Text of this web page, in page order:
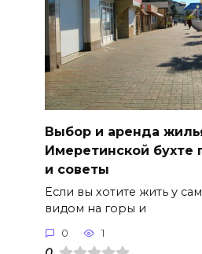
Выбор и аренда
Имеретинской
и советы
Если вы хотите жить у
видом на горы и
0 1